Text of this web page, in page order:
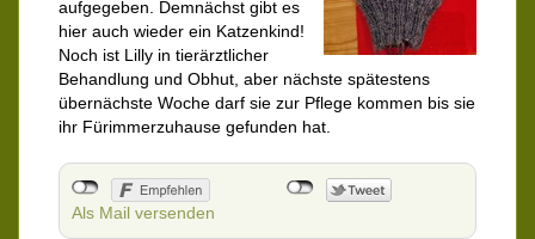
aufgegeben. Demnächst gibt es
hier auch wieder ein Katzenkind!
Noch ist Lilly in tierärztlicher
Behandlung und Obhut, aber nächste spätestens
übernächste Woche darf sie zur Pflege kommen bis sie
ihr Fürimmerzuhause gefunden hat.
Als Mail versenden